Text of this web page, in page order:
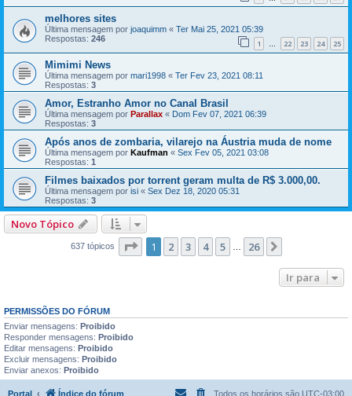
melhores sites
Última mensagem por joaquimm « Ter Mai 25, 2021 05:39
Respostas: 246 1 … 22 23 24 25
Mimimi News
Última mensagem por mari1998 « Ter Fev 23, 2021 08:11
Respostas: 3
Amor, Estranho Amor no Canal Brasil
Última mensagem por Parallax « Dom Fev 07, 2021 06:39
Respostas: 3
Após anos de zombaria, vilarejo na Áustria muda de nome
Última mensagem por Kaufman « Sex Fev 05, 2021 03:08
Respostas: 1
Filmes baixados por torrent geram multa de R$ 3.000,00.
Última mensagem por isi « Sex Dez 18, 2020 05:31
Respostas: 3
Novo Tópico
637 tópicos Página de 26
1 2 3 4 5 26
Ir para
PERMISSÕES DO FÓRUM
Enviar mensagens: Proibido
Responder mensagens: Proibido
Editar mensagens: Proibido
Excluir mensagens: Proibido
Enviar anexos: Proibido
Portal Índice do fórum Todos os horários são UTC-03:00